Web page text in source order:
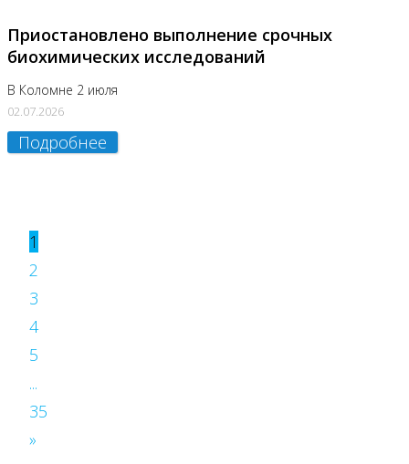
Приостановлено выполнение срочных
биохимических исследований
В Коломне 2 июля
02.07.2026
Подробнее
1
2
3
4
5
...
35
»